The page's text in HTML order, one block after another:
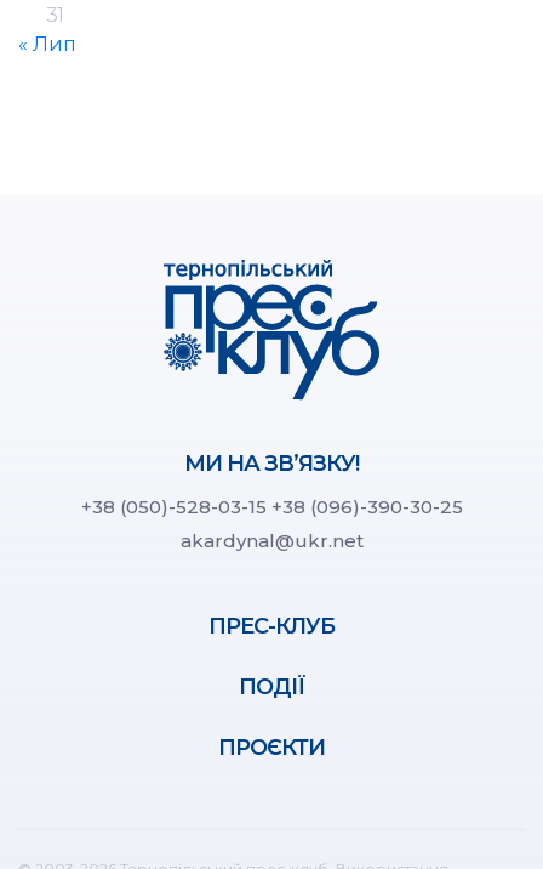
31
« Лип
МИ НА ЗВ’ЯЗКУ!
+38 (050)-528-03-15 +38 (096)-390-30-25
akardynal@ukr.net
ПРЕС-КЛУБ
ПОДІЇ
ПРОЄКТИ